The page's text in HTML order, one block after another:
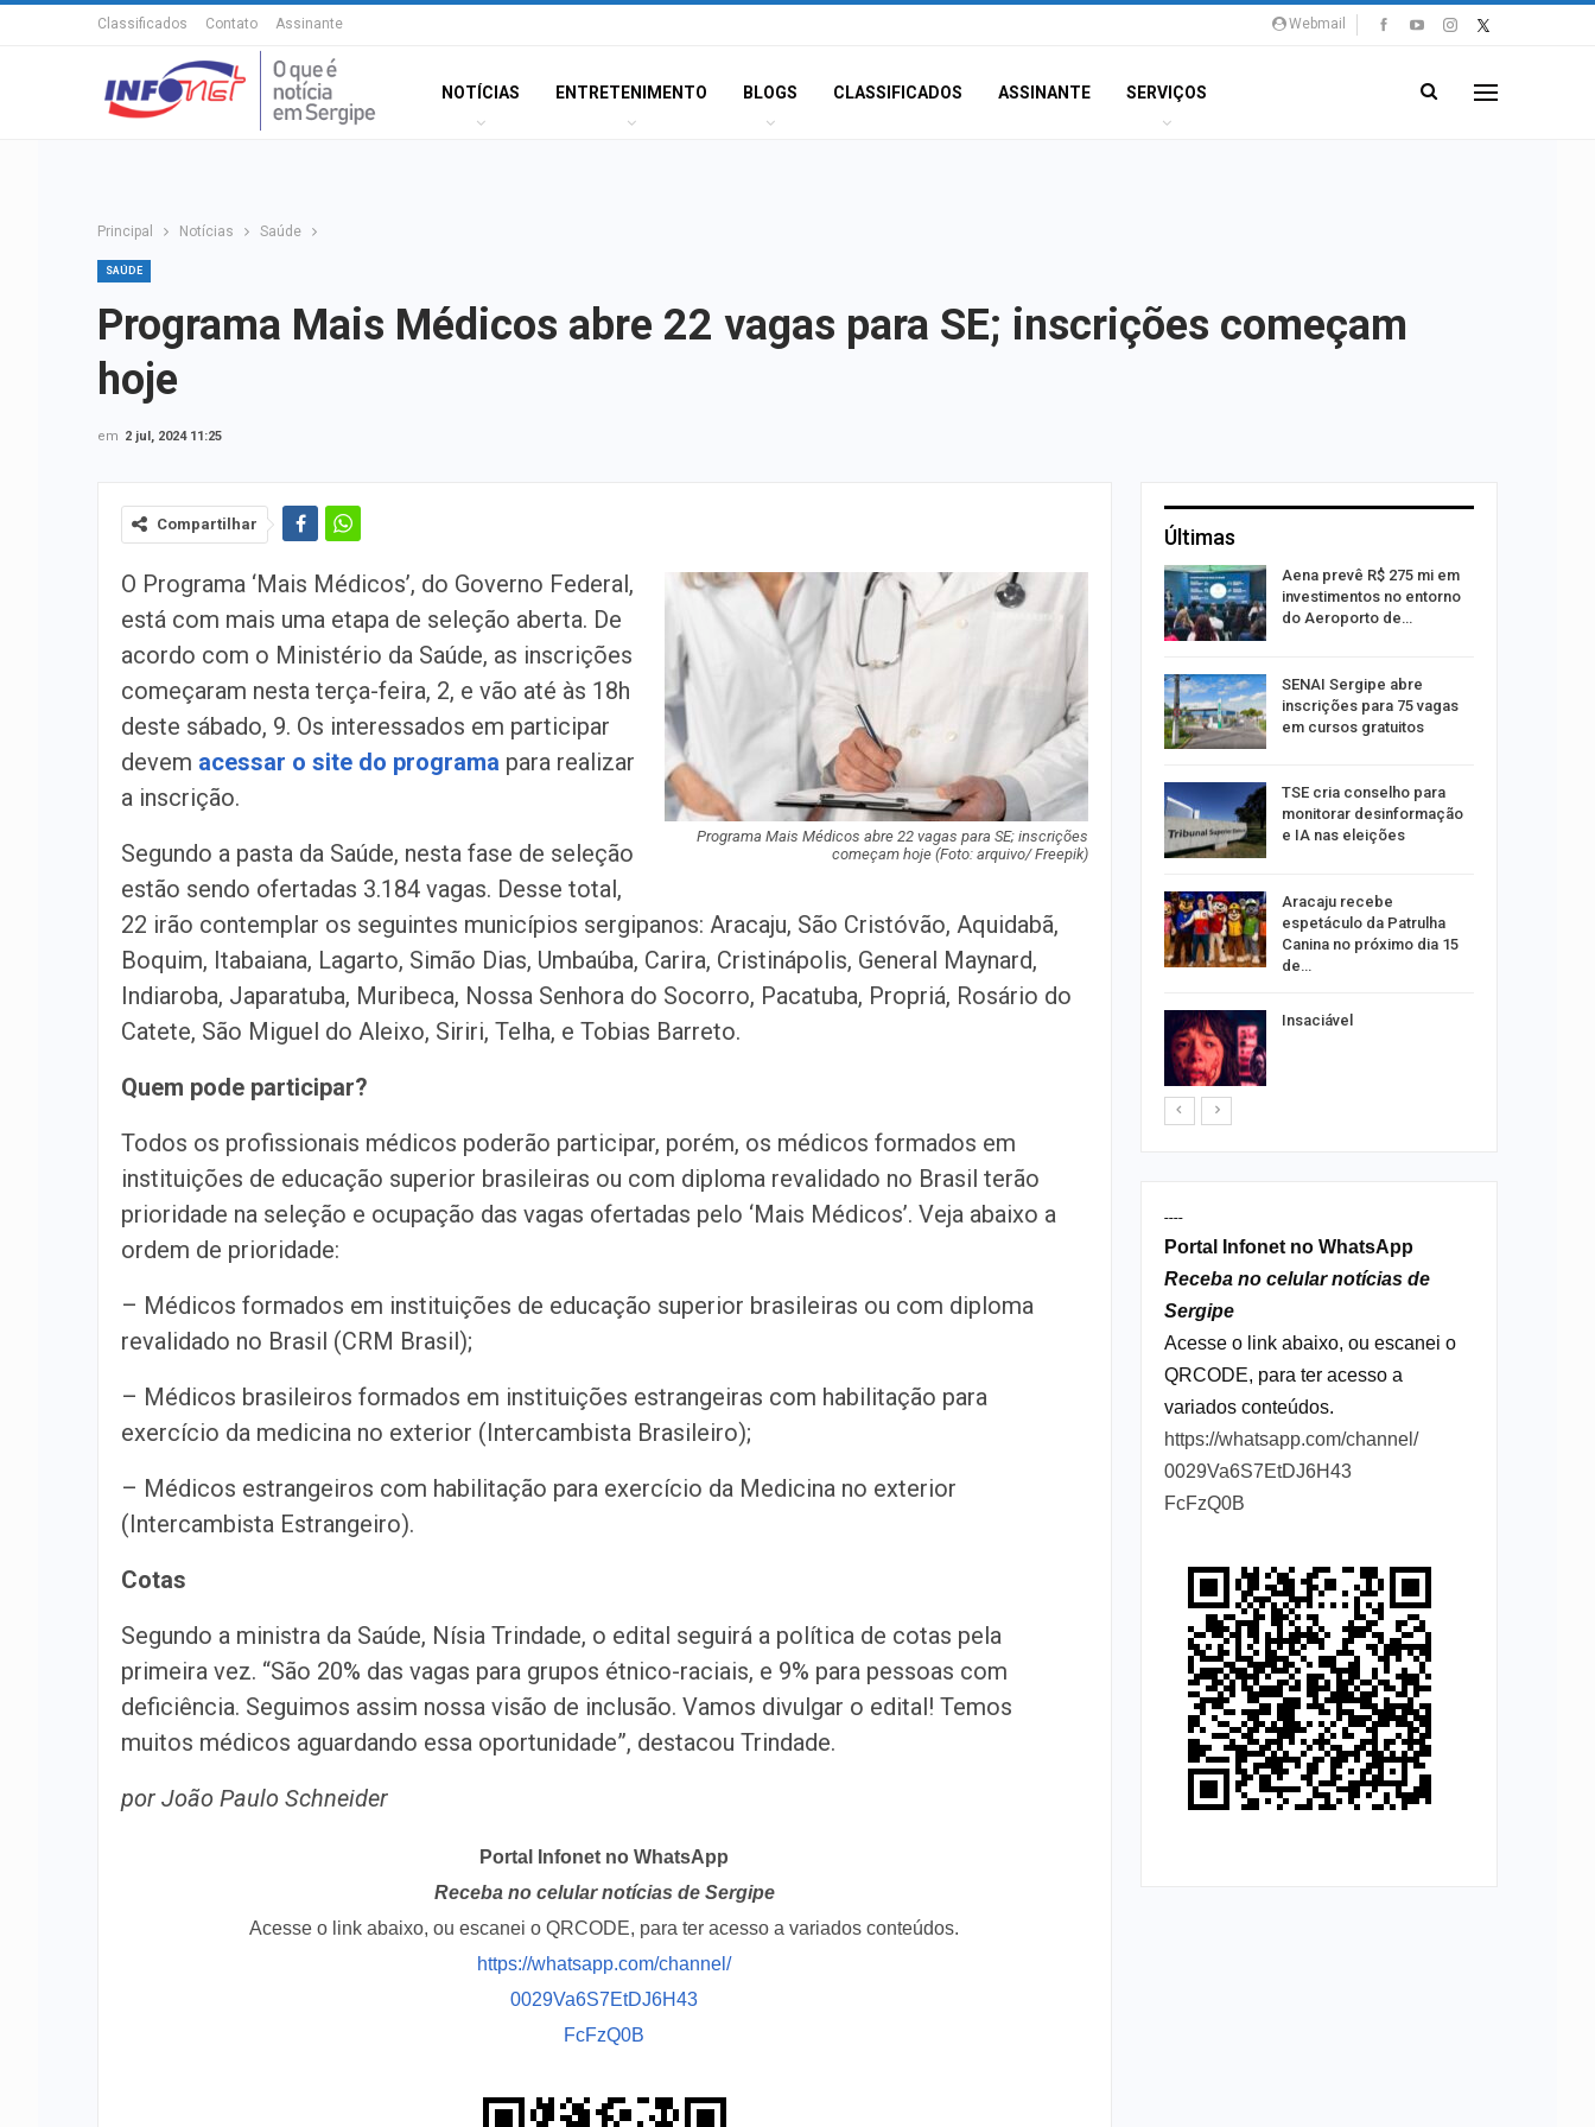
Webmail
Classificados Contato Assinante
NOTÍCIAS ENTRETENIMENTO BLOGS CLASSIFICADOS ASSINANTE SERVIÇOS
Principal Notícias Saúde
SAÚDE
Programa Mais Médicos abre 22 vagas para SE; inscrições começam
hoje
em 2 jul, 2024 11:25
Compartilhar
Programa Mais Médicos abre 22 vagas para SE; inscrições
começam hoje (Foto: arquivo/ Freepik)
O Programa ‘Mais Médicos’, do Governo Federal,
está com mais uma etapa de seleção aberta. De
acordo com o Ministério da Saúde, as inscrições
começaram nesta terça-feira, 2, e vão até às 18h
deste sábado, 9. Os interessados em participar
devem acessar o site do programa para realizar
a inscrição.
Segundo a pasta da Saúde, nesta fase de seleção
estão sendo ofertadas 3.184 vagas. Desse total,
22 irão contemplar os seguintes municípios sergipanos: Aracaju, São Cristóvão, Aquidabã,
Boquim, Itabaiana, Lagarto, Simão Dias, Umbaúba, Carira, Cristinápolis, General Maynard,
Indiaroba, Japaratuba, Muribeca, Nossa Senhora do Socorro, Pacatuba, Propriá, Rosário do
Catete, São Miguel do Aleixo, Siriri, Telha, e Tobias Barreto.
Quem pode participar?
Todos os profissionais médicos poderão participar, porém, os médicos formados em
instituições de educação superior brasileiras ou com diploma revalidado no Brasil terão
prioridade na seleção e ocupação das vagas ofertadas pelo ‘Mais Médicos’. Veja abaixo a
ordem de prioridade:
– Médicos formados em instituições de educação superior brasileiras ou com diploma
revalidado no Brasil (CRM Brasil);
– Médicos brasileiros formados em instituições estrangeiras com habilitação para
exercício da medicina no exterior (Intercambista Brasileiro);
– Médicos estrangeiros com habilitação para exercício da Medicina no exterior
(Intercambista Estrangeiro).
Cotas
Segundo a ministra da Saúde, Nísia Trindade, o edital seguirá a política de cotas pela
primeira vez. “São 20% das vagas para grupos étnico-raciais, e 9% para pessoas com
deficiência. Seguimos assim nossa visão de inclusão. Vamos divulgar o edital! Temos
muitos médicos aguardando essa oportunidade”, destacou Trindade.
por João Paulo Schneider
Portal Infonet no WhatsApp
Receba no celular notícias de Sergipe
Acesse o link abaixo, ou escanei o QRCODE, para ter acesso a variados conteúdos.
https://whatsapp.com/channel/
0029Va6S7EtDJ6H43
FcFzQ0B
Últimas
Sergipe terá possibilidade
de chuva leve durante o
fim de semana
Adasfa e Shopping Jardins
promovem ação de
adoção animal neste…
Homem é preso
investigado por estupro de
vulnerável em Sergipe
tem programação
Prêmio
Aena prevê R$ 275 mi em
investimentos no entorno
do Aeroporto de…
SENAI Sergipe abre
inscrições para 75 vagas
em cursos gratuitos
TSE cria conselho para
monitorar desinformação
e IA nas eleições
Aracaju recebe
espetáculo da Patrulha
Canina no próximo dia 15
de…
Insaciável
----
Portal Infonet no WhatsApp
Receba no celular notícias de
Sergipe
Acesse o link abaixo, ou escanei o
QRCODE, para ter acesso a
variados conteúdos.
https://whatsapp.com/channel/
0029Va6S7EtDJ6H43
FcFzQ0B